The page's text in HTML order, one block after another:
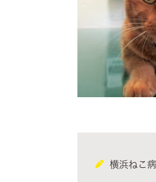
横浜ねこ